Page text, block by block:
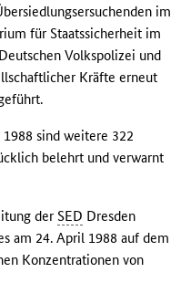
im
für Staatssicherheit im
Volkspolizei und
Kräfte erneut
sind weitere 322
belehrt und verwarnt
derSED Dresden
am 24. April 1988 auf dem
Konzentrationen von